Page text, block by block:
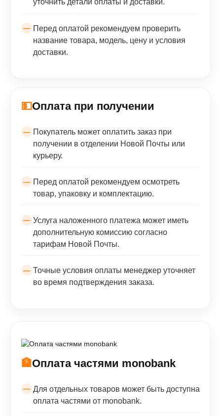
уточнить детали оплаты и доставки.
Перед оплатой рекомендуем проверить
название товара, модель, цену и условия
доставки.
💵Оплата при получении
Покупатель может оплатить заказ при
получении в отделении Новой Почты или
курьеру.
Перед оплатой рекомендуем осмотреть
товар, упаковку и комплектацию.
Услуга наложенного платежа может иметь
дополнительную комиссию согласно
тарифам Новой Почты.
Точные условия оплаты менеджер уточняет
во время подтверждения заказа.
🏦Оплата частями monobank
Для отдельных товаров может быть доступна
оплата частями от monobank.